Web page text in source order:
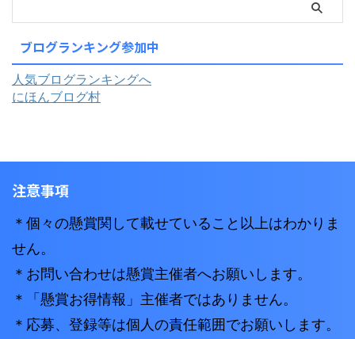
ブログランキング参加中
人気ブログランキングへ
にほんブログ村
注意事項
＊個々の懸賞関して載せていること以上はわかりま
せん。
＊お問い合わせは懸賞主催者へお願いします。
＊「懸賞お得情報」主催者ではありません。
＊応募、登録等は個人の責任範囲でお願いします。